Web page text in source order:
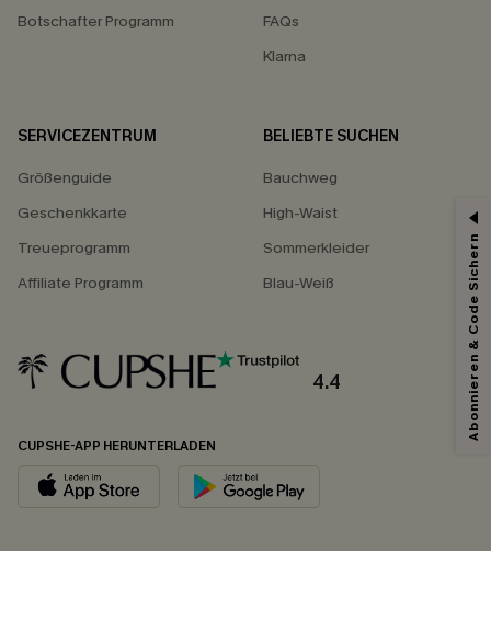
Botschafter Programm
FAQs
Klarna
SERVICEZENTRUM
Größenguide
Geschenkkarte
Treueprogramm
Affiliate Programm
BELIEBTE SUCHEN
Bauchweg
High-Waist
Sommerkleider
Blau-Weiß
4.4
CUPSHE-APP HERUNTERLADEN
Abonnieren & Code Sichern